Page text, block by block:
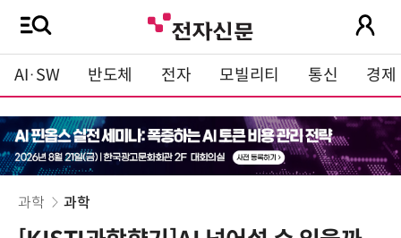
AI·SW 반도체 전자 모빌리티 통신 경제
과학 과학